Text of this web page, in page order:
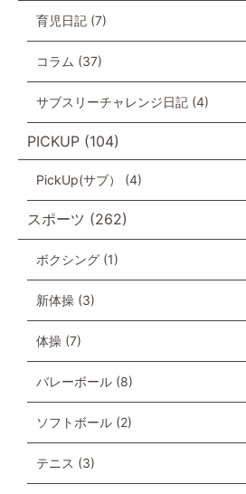
育児日記 (7)
コラム (37)
サブスリーチャレンジ日記 (4)
PICKUP (104)
PickUp(サブ） (4)
スポーツ (262)
ボクシング (1)
新体操 (3)
体操 (7)
バレーボール (8)
ソフトボール (2)
テニス (3)